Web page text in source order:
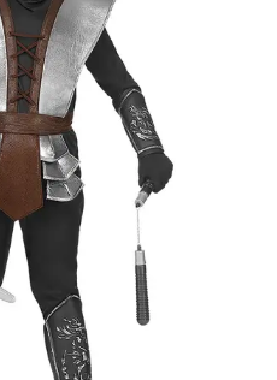
- Személyes átvétel:
ingyenesen
Kiegészítő
termékek